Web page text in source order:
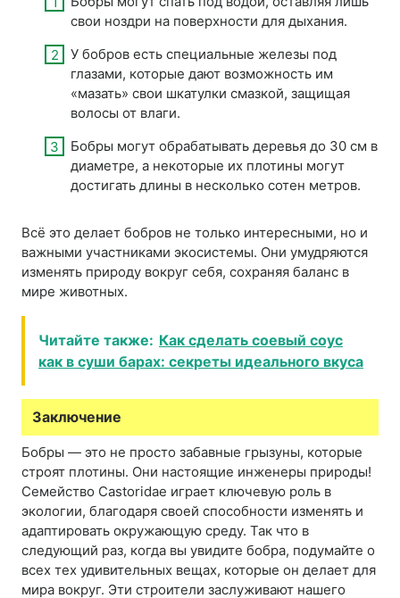
свои ноздри на поверхности для дыхания.
У бобров есть специальные железы под
глазами, которые дают возможность им
«мазать» свои шкатулки смазкой, защищая
волосы от влаги.
Бобры могут обрабатывать деревья до 30 см в
диаметре, а некоторые их плотины могут
достигать длины в несколько сотен метров.
Всё это делает бобров не только интересными, но и
важными участниками экосистемы. Они умудряются
изменять природу вокруг себя, сохраняя баланс в
мире животных.
Читайте также: Как сделать соевый соус
как в суши барах: секреты идеального вкуса
Заключение
Бобры — это не просто забавные грызуны, которые
строят плотины. Они настоящие инженеры природы!
Семейство Castoridae играет ключевую роль в
экологии, благодаря своей способности изменять и
адаптировать окружающую среду. Так что в
следующий раз, когда вы увидите бобра, подумайте о
всех тех удивительных вещах, которые он делает для
мира вокруг. Эти строители заслуживают нашего